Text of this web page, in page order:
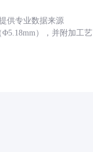
供专业数据来源
），并附加工艺